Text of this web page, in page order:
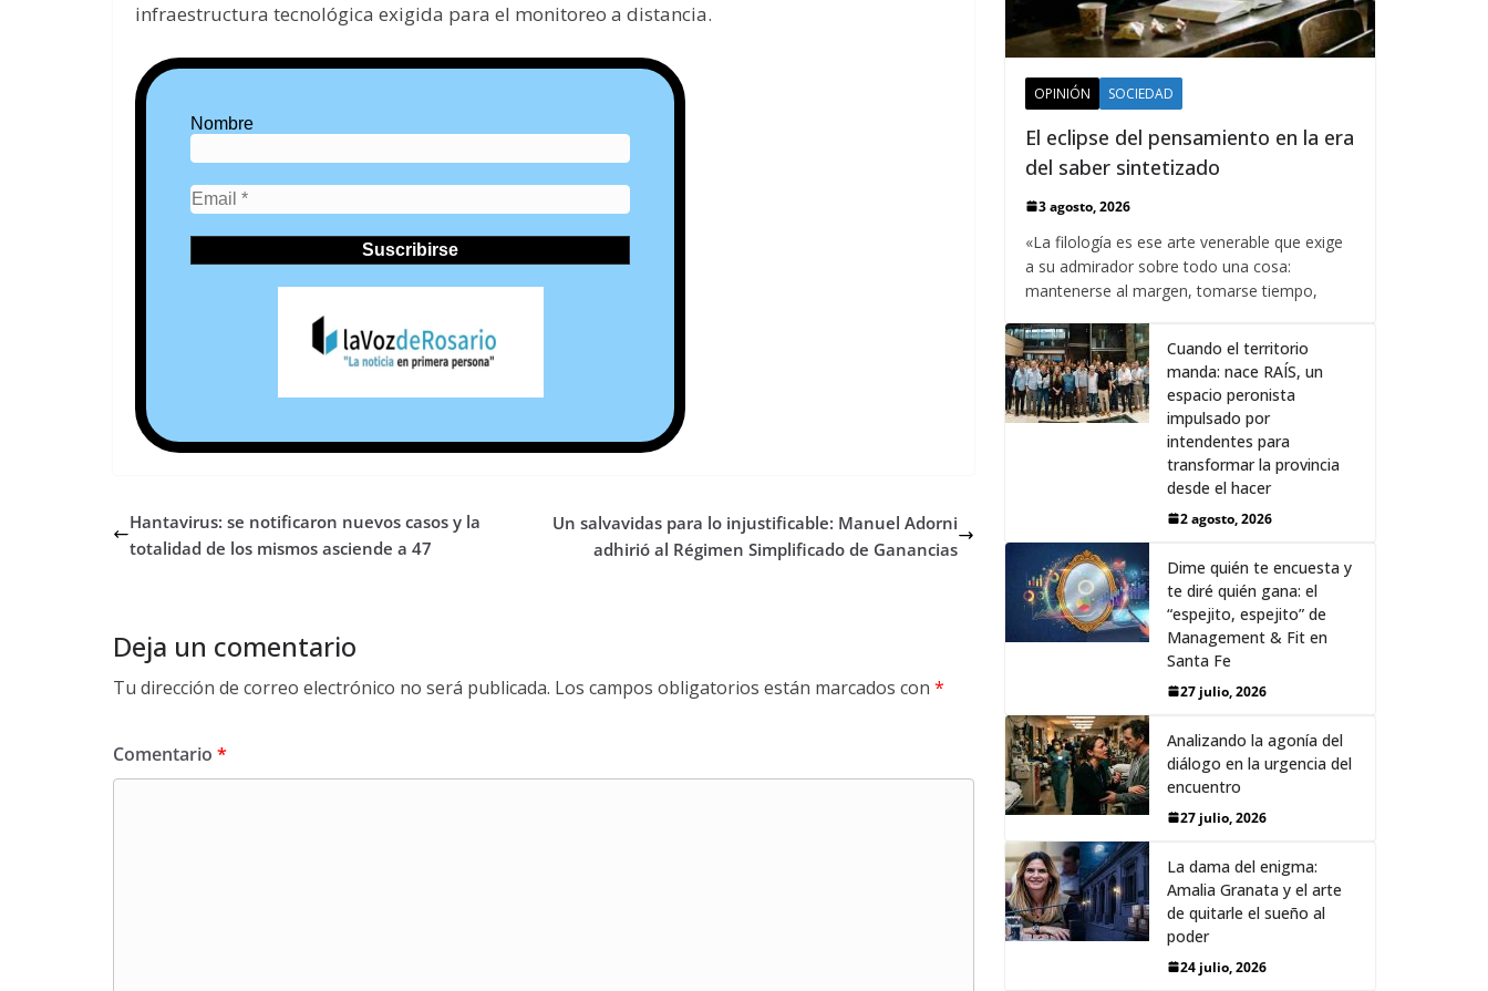
infraestructura tecnológica exigida para el monitoreo a distancia.
Nombre
Hantavirus: se notificaron nuevos casos y la
totalidad de los mismos asciende a 47
Un salvavidas para lo injustificable: Manuel Adorni
adhirió al Régimen Simplificado de Ganancias
Deja un comentario
Tu dirección de correo electrónico no será publicada. Los campos obligatorios están marcados con *
Comentario *
OPINIÓN SOCIEDAD
El eclipse del pensamiento en la era
del saber sintetizado
3 agosto, 2026
«La filología es ese arte venerable que exige
a su admirador sobre todo una cosa:
mantenerse al margen, tomarse tiempo,
Cuando el territorio
manda: nace RAÍS, un
espacio peronista
impulsado por
intendentes para
transformar la provincia
desde el hacer
2 agosto, 2026
Dime quién te encuesta y
te diré quién gana: el
“espejito, espejito” de
Management & Fit en
Santa Fe
27 julio, 2026
Analizando la agonía del
diálogo en la urgencia del
encuentro
27 julio, 2026
La dama del enigma:
Amalia Granata y el arte
de quitarle el sueño al
poder
24 julio, 2026